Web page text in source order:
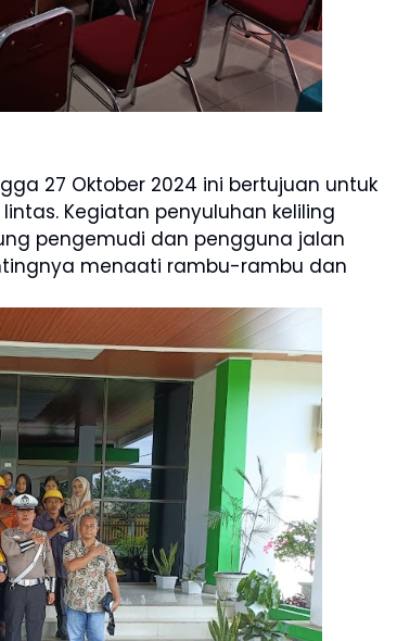
27 Oktober 2024 ini bertujuan untuk
Kegiatan penyuluhan keliling
pengemudi dan pengguna jalan
menaati rambu-rambu dan